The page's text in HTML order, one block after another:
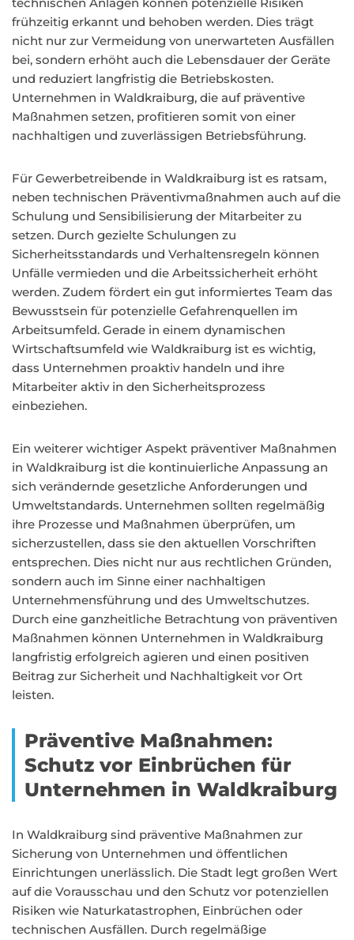
frühzeitig erkannt und behoben werden. Dies trägt
nicht nur zur Vermeidung von unerwarteten Ausfällen
bei, sondern erhöht auch die Lebensdauer der Geräte
und reduziert langfristig die Betriebskosten.
Unternehmen in Waldkraiburg, die auf präventive
Maßnahmen setzen, profitieren somit von einer
nachhaltigen und zuverlässigen Betriebsführung.
Für Gewerbetreibende in Waldkraiburg ist es ratsam,
neben technischen Präventivmaßnahmen auch auf die
Schulung und Sensibilisierung der Mitarbeiter zu
setzen. Durch gezielte Schulungen zu
Sicherheitsstandards und Verhaltensregeln können
Unfälle vermieden und die Arbeitssicherheit erhöht
werden. Zudem fördert ein gut informiertes Team das
Bewusstsein für potenzielle Gefahrenquellen im
Arbeitsumfeld. Gerade in einem dynamischen
Wirtschaftsumfeld wie Waldkraiburg ist es wichtig,
dass Unternehmen proaktiv handeln und ihre
Mitarbeiter aktiv in den Sicherheitsprozess
einbeziehen.
Ein weiterer wichtiger Aspekt präventiver Maßnahmen
in Waldkraiburg ist die kontinuierliche Anpassung an
sich verändernde gesetzliche Anforderungen und
Umweltstandards. Unternehmen sollten regelmäßig
ihre Prozesse und Maßnahmen überprüfen, um
sicherzustellen, dass sie den aktuellen Vorschriften
entsprechen. Dies nicht nur aus rechtlichen Gründen,
sondern auch im Sinne einer nachhaltigen
Unternehmensführung und des Umweltschutzes.
Durch eine ganzheitliche Betrachtung von präventiven
Maßnahmen können Unternehmen in Waldkraiburg
langfristig erfolgreich agieren und einen positiven
Beitrag zur Sicherheit und Nachhaltigkeit vor Ort
leisten.
Präventive Maßnahmen:
Schutz vor Einbrüchen für
Unternehmen in Waldkraiburg
In Waldkraiburg sind präventive Maßnahmen zur
Sicherung von Unternehmen und öffentlichen
Einrichtungen unerlässlich. Die Stadt legt großen Wert
auf die Vorausschau und den Schutz vor potenziellen
Risiken wie Naturkatastrophen, Einbrüchen oder
technischen Ausfällen. Durch regelmäßige